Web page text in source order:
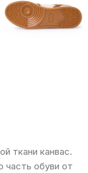
ткани канвас.
обуви от